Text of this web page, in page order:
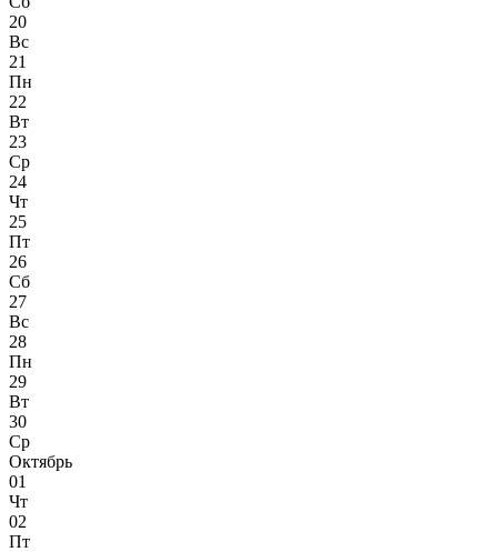
20
Вс
21
Пн
22
Вт
23
Ср
24
Чт
25
Пт
26
Сб
27
Вс
28
Пн
29
Вт
30
Ср
Октябрь
01
Чт
02
Пт